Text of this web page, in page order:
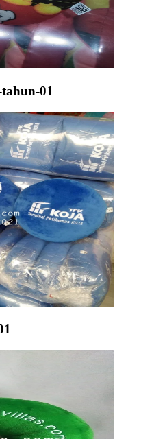
01